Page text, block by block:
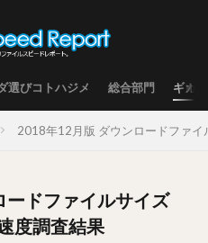
選びコトハジメ 総合部門 ギガ
2018年12月版 ダウンロードファ
ードファイルサイズ
度調査結果